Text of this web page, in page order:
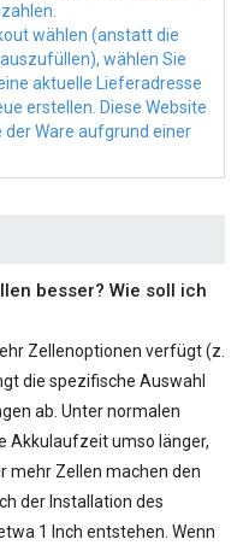
wählen (anstatt die
wählen Sie
aktuelle Lieferadresse
erstellen. Diese Website
Ware aufgrund einer
besser? Wie soll ich
Zellenoptionen verfügt (z.
die spezifische Auswahl
ab. Unter normalen
Akkulaufzeit umso länger,
mehr Zellen machen den
der Installation des
1 Inch entstehen. Wenn